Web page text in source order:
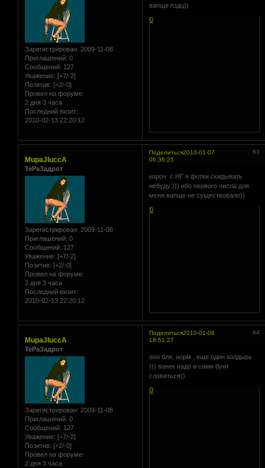
Зарегистрирован: 2009-11-08
Приглашений: 0
Сообщений: 127
Уважение: [+7/-2]
Позитив: [+2/-0]
Провел на форуме:
2 дня 3 часа
Последний визит:
2010-02-13 22:20:12
вапще пздц))
0
Поделиться 63
2010-01-07
06:36:25
MupaJIuccA
ТеРаЗадрот
Зарегистрирован: 2009-11-08
Приглашений: 0
Сообщений: 127
Уважение: [+7/-2]
Позитив: [+2/-0]
Провел на форуме:
2 дня 3 часа
Последний визит:
2010-02-13 22:20:12
короч с НГ я фотки скидывать
небуду:))) ибо первого числа для
меня вапще не существовало))
0
Поделиться 64
2010-01-08
18:51:27
MupaJIuccA
ТеРаЗадрот
Зарегистрирован: 2009-11-08
Приглашений: 0
Сообщений: 127
Уважение: [+7/-2]
Позитив: [+2/-0]
Провел на форуме:
2 дня 3 часа
ооо бля, норм , еще один колдырь
))) ванек надо и сним буит
словиться))
0